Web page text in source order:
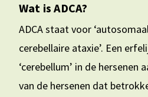
Wat is ADCA?
ADCA staat voor
cerebellaire ataxie’. Een
‘cerebellum’ in de hersenen
van de hersenen dat